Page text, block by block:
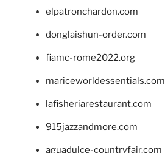
elpatronchardon.com
donglaishun-order.com
fiamc-rome2022.org
mariceworldessentials.com
lafisheriarestaurant.com
915jazzandmore.com
aguadulce-countryfair.com